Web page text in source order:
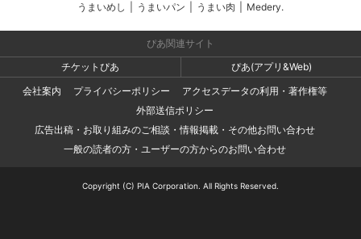
うまいめし
うまいパン うまい肉 Medery.
ぴあ関連サイト
チケットぴあ
ぴあ(アプリ&Web)
会社案内
プライバシーポリシー
アクセスデータの利用・著作権等
外部送信ポリシー
広告出稿・お取り組みのご相談・情報掲載・その他お問い合わせ
一般の読者の方・ユーザーの方からのお問い合わせ
Copyright (C) PIA Corporation. All Rights Reserved.